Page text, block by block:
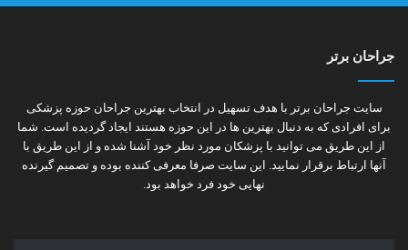
جراحان برتر
سایت جراحان برتر با هدف تسهیل در انتخاب بهترین جراحان حوزه پزشکی
برای افرادی که به دنبال بهترین ها در این حوزه هستند ایجاد گردیده است. شما
از این طریق می توانید با پزشکان مورد نظر خود آشنا شده و از این طریق با
آنها ارتباط برقرار نمایید. این سایت صرفا معرفی کننده بوده و تصمیم گیرنده
نهایی خود فرد خواهد بود.